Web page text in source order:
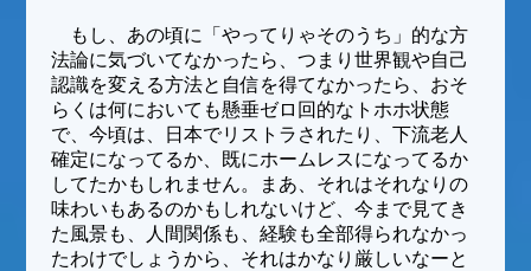
もし、あの頃に「やってりゃそのうち」的な方
法論に気づいてなかったら、つまり世界観や自己
認識を変える方法と自信を得てなかったら、おそ
らくは何においても懸垂ゼロ回的なトホホ状態
で、今頃は、日本でリストラされたり、下流老人
確定になってるか、既にホームレスになってるか
してたかもしれません。まあ、それはそれなりの
味わいもあるのかもしれないけど、今まで見てき
た風景も、人間関係も、経験も全部得られなかっ
たわけでしょうから、それはかなり厳しいなーと